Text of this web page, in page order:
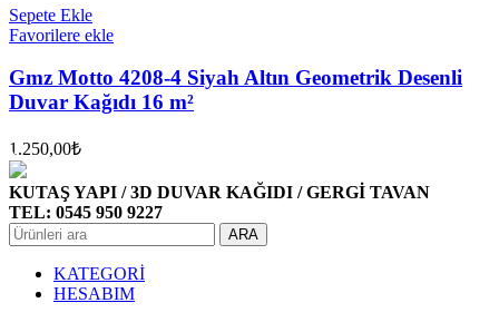
Sepete Ekle
Favorilere ekle
Gmz Motto 4208-4 Siyah Altın Geometrik Desenli
Duvar Kağıdı 16 m²
1.250,00₺
KUTAŞ YAPI / 3D DUVAR KAĞIDI / GERGİ TAVAN
TEL: 0545 950 9227
ARA
KATEGORİ
HESABIM